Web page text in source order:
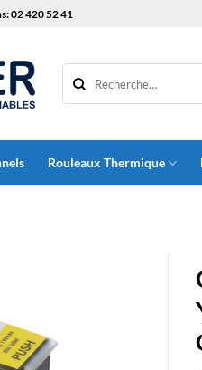
02 420 52 41
Rouleaux Thermique